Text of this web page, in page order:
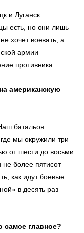
и Луганск
есть, но они лишь
хочет воевать, а
армии –
противника.
американскую
батальон
мы окружили три
от шести до восьми
более пятисот
как идут боевые
в десять раз
самое главное?